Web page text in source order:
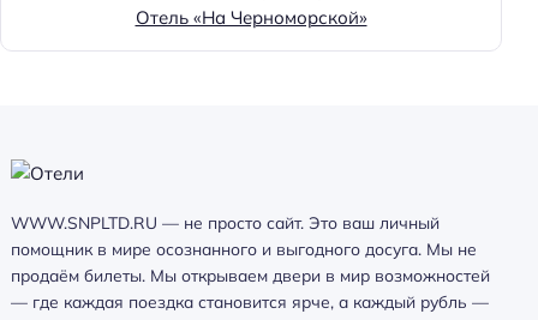
Отель «На Черноморской»
WWW.SNPLTD.RU — не просто сайт. Это ваш личный
помощник в мире осознанного и выгодного досуга. Мы не
продаём билеты. Мы открываем двери в мир возможностей
— где каждая поездка становится ярче, а каждый рубль —